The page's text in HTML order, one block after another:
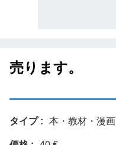
売ります。
タイプ 本・教材・漫画